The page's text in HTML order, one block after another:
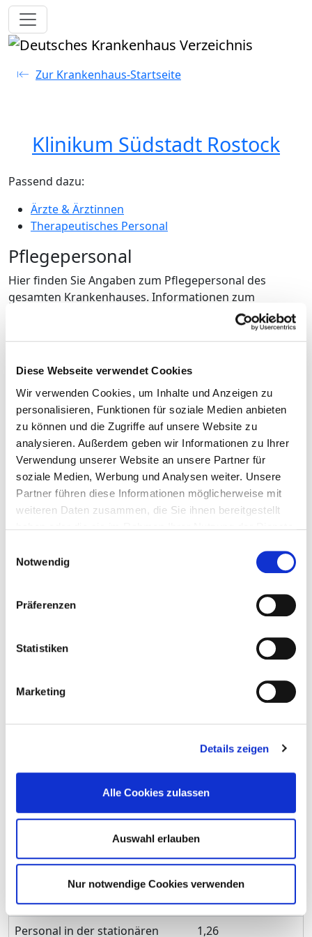
Diese Webseite verwendet Cookies
Wir verwenden Cookies, um Inhalte und Anzeigen zu
personalisieren, Funktionen für soziale Medien anbieten
zu können und die Zugriffe auf unsere Website zu
analysieren. Außerdem geben wir Informationen zu Ihrer
Verwendung unserer Website an unsere Partner für
soziale Medien, Werbung und Analysen weiter. Unsere
Partner führen diese Informationen möglicherweise mit
weiteren Daten zusammen, die Sie ihnen bereitgestellt
Notwendig
Präferenzen
Statistiken
Marketing
Details zeigen
Alle Cookies zulassen
Auswahl erlauben
Nur notwendige Cookies verwenden
Toggle navigation
Zur Krankenhaus-Startseite
Klinikum Südstadt Rostock
Passend dazu:
Ärzte & Ärztinnen
Therapeutisches Personal
Pflegepersonal
Hier finden Sie Angaben zum Pflegepersonal des
gesamten Krankenhauses. Informationen zum
Personal der einzelnen Fachabteilungen finden Sie auf
Gesundheits- und Krankenpflegerinnen
Mit und ohne Fachabteilungszuordnung
Berufsgruppe Anzahl
Erläuterung
Anzahl (gesamt)
277,14
Personal mit direktem
Beschäftigungsverhältnis
277,14
Personal in der ambulanten
Personal in der stationären
Personal mit direktem
Beschäftigungsverhältnis
1,26
Personal ohne direktes
Beschäftigungsverhältnis
0,00
Personal in der ambulanten
Versorgung
0,00
Personal in der stationären 1,26